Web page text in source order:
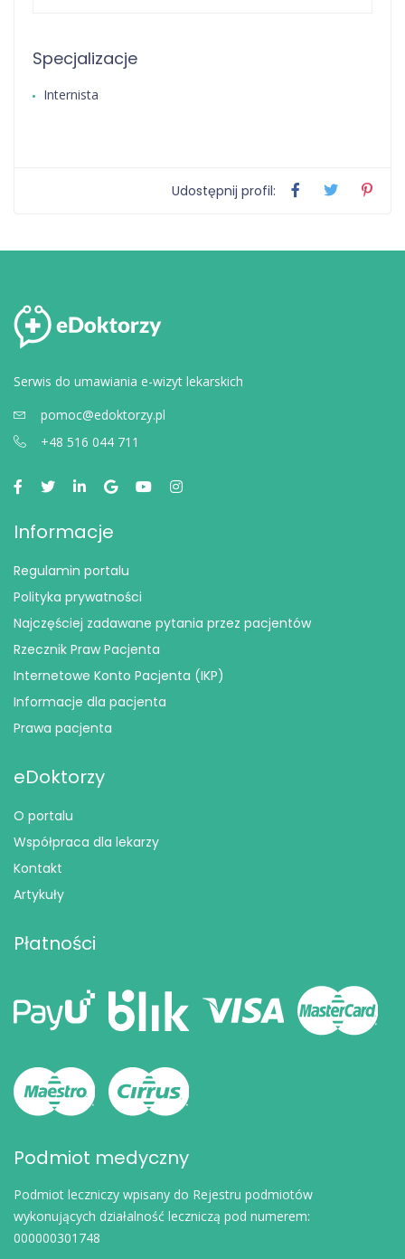
Specjalizacje
Internista
Udostępnij profil:
Serwis do umawiania e-wizyt lekarskich
pomoc@edoktorzy.pl
+48 516 044 711
Informacje
Regulamin portalu
Polityka prywatności
Najczęściej zadawane pytania przez pacjentów
Rzecznik Praw Pacjenta
Internetowe Konto Pacjenta (IKP)
Informacje dla pacjenta
Prawa pacjenta
eDoktorzy
O portalu
Współpraca dla lekarzy
Kontakt
Artykuły
Płatności
Podmiot medyczny
Podmiot leczniczy wpisany do Rejestru podmiotów
wykonujących działalność leczniczą pod numerem:
000000301748